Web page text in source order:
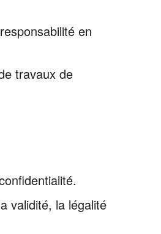
en
travaux de
validité, la légalité